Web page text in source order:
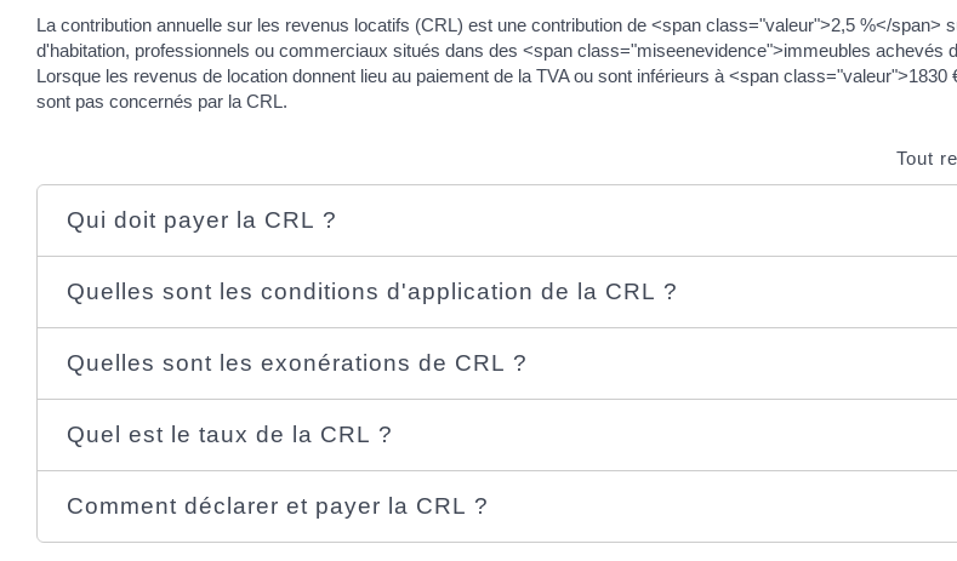
La contribution annuelle sur les revenus locatifs (CRL) est une contribution de <span class="valeur">2,5 %</span>
d'habitation, professionnels ou commerciaux situés dans des <span class="miseenevidence">immeubles achevés
Lorsque les revenus de location donnent lieu au paiement de la TVA ou sont inférieurs à <span class="valeur">1830
sont pas concernés par la CRL.
Tout
Qui doit payer la CRL ?
Quelles sont les conditions d'application de la CRL ?
Quelles sont les exonérations de CRL ?
Quel est le taux de la CRL ?
Comment déclarer et payer la CRL ?